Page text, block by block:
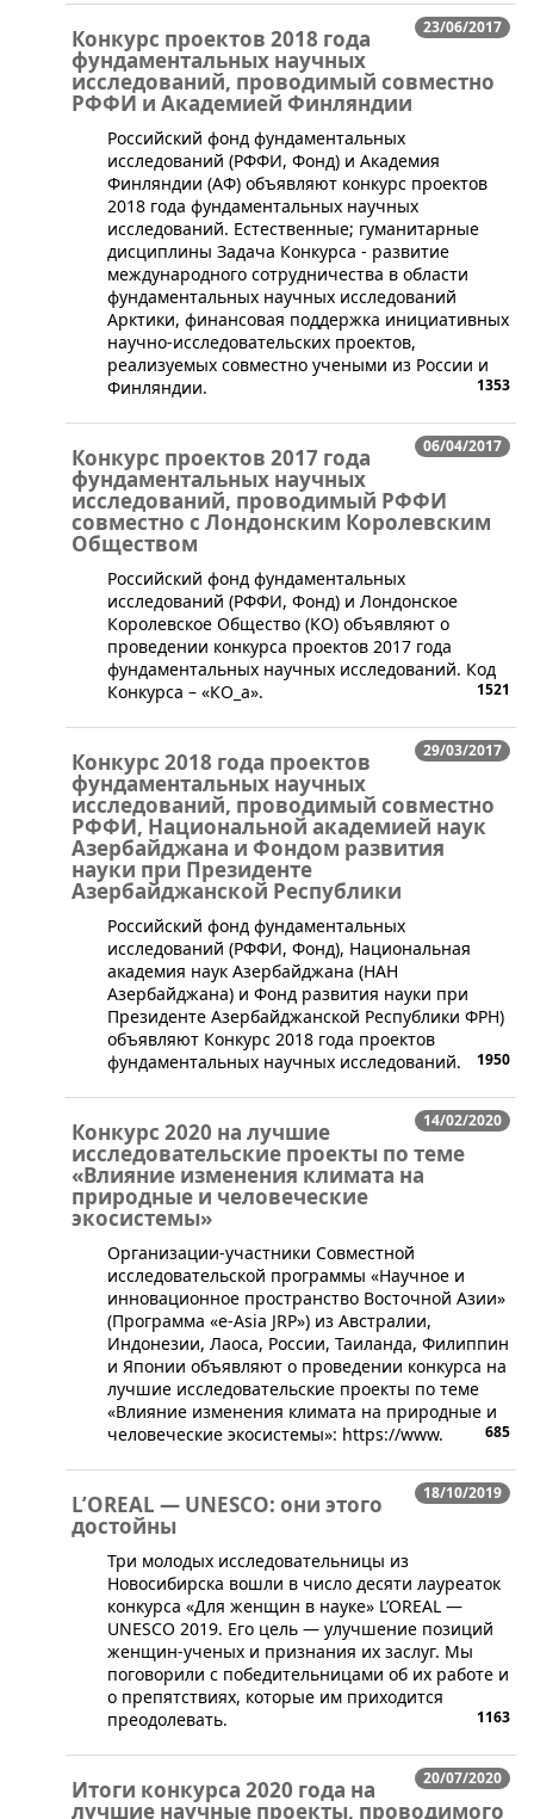
23/06/2017
Конкурс проектов 2018 года
фундаментальных научных
исследований, проводимый совместно
РФФИ и Академией Финляндии
​Российский фонд фундаментальных
исследований (РФФИ, Фонд) и Академия
Финляндии (АФ) объявляют конкурс проектов
2018 года фундаментальных научных
исследований. Естественные; гуманитарные
дисциплины Задача Конкурса - развитие
международного сотрудничества в области
фундаментальных научных исследований
Арктики, финансовая поддержка инициативных
научно-исследовательских проектов,
реализуемых совместно учеными из России и
Финляндии.
1353
06/04/2017
Конкурс проектов 2017 года
фундаментальных научных
исследований, проводимый РФФИ
совместно с Лондонским Королевским
Обществом
Российский фонд фундаментальных
исследований (РФФИ, Фонд) и Лондонское
Королевское Общество (КО) объявляют о
проведении конкурса проектов 2017 года
фундаментальных научных исследований. Код
Конкурса – «КО_а».
1521
29/03/2017
Конкурс 2018 года проектов
фундаментальных научных
исследований, проводимый совместно
РФФИ, Национальной академией наук
Азербайджана и Фондом развития
науки при Президенте
Азербайджанской Республики
Российский фонд фундаментальных
исследований (РФФИ, Фонд), Национальная
академия наук Азербайджана (НАН
Азербайджана) и Фонд развития науки при
Президенте Азербайджанской Республики ФРН)
объявляют Конкурс 2018 года проектов
фундаментальных научных исследований.
1950
14/02/2020
Конкурс 2020 на лучшие
исследовательские проекты по теме
«Влияние изменения климата на
природные и человеческие
экосистемы»
​​Организации-участники Совместной
исследовательской программы «Научное и
инновационное пространство Восточной Азии»
(Программа «e-Asia JRP») из Австралии,
Индонезии, Лаоса, России, Таиланда, Филиппин
и Японии объявляют о проведении конкурса на
лучшие исследовательские проекты по теме
«Влияние изменения климата на природные и
человеческие экосистемы»: https://www.
685
18/10/2019
L’OREAL — UNESCO: они этого
достойны
Три молодых исследовательницы из
Новосибирска вошли в число десяти лауреаток
конкурса «Для женщин в науке» L’OREAL —
UNESCO 2019. Его цель — улучшение позиций
женщин-ученых и признания их заслуг. Мы
поговорили с победительницами об их работе и
о препятствиях, которые им приходится
преодолевать.
1163
20/07/2020
Итоги конкурса 2020 года на
лучшие научные проекты, проводимого